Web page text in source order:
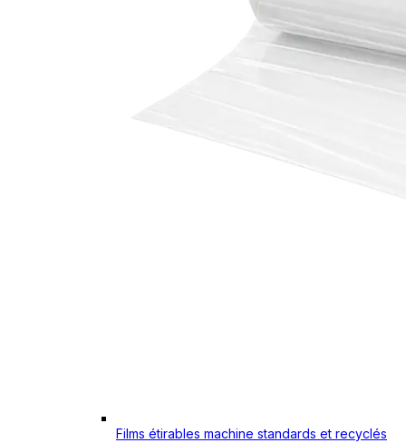
Films étirables machine standards et recyclés